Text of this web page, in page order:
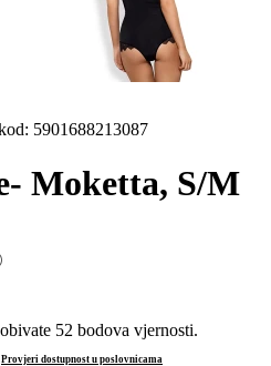
: 5901688213087
Moketta, S/M
52 bodova vjernosti.
Provjeri dostupnost u poslovnicama